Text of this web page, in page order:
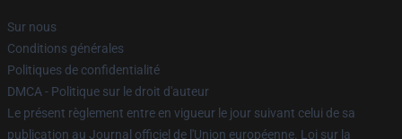
Sur nous
Conditions générales
Politiques de confidentialité
DMCA - Politique sur le droit d'auteur
Le présent règlement entre en vigueur le jour suivant celui de sa
publication au Journal officiel de l'Union européenne. Loi sur la